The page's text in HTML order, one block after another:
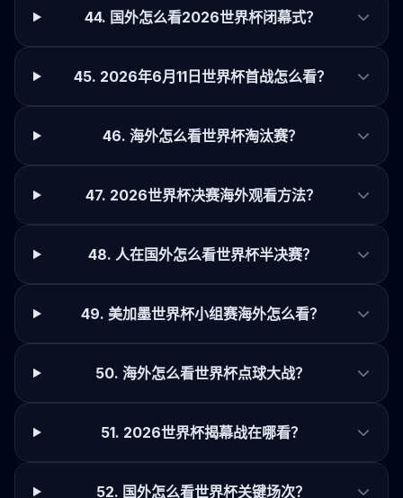
44. 国外怎么看2026世界杯闭幕式？
45. 2026年6月11日世界杯首战怎么看？
46. 海外怎么看世界杯淘汰赛？
47. 2026世界杯决赛海外观看方法？
48. 人在国外怎么看世界杯半决赛？
49. 美加墨世界杯小组赛海外怎么看？
50. 海外怎么看世界杯点球大战？
51. 2026世界杯揭幕战在哪看？
52. 国外怎么看世界杯关键场次？